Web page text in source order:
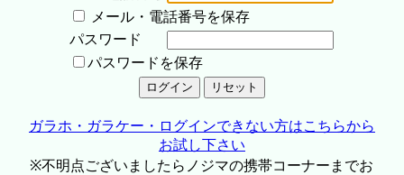
メール・電話番号を保存
パスワード
パスワードを保存
ガラホ・ガラケー・ログインできない方はこちらから
お試し下さい
※不明点ございましたらノジマの携帯コーナーまでお